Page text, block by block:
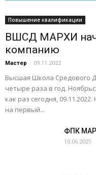
Повышение квалификации
ВШСД МАРХИ
компанию
Мастер - 09.11.2022
Высшая Школа Средового
четыре раза в год.
как раз сегодня,
на первый...
ФПК
10.06.2021